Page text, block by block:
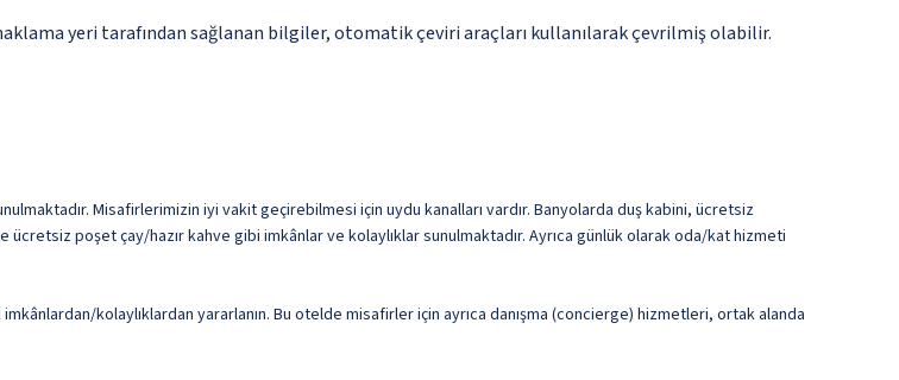
yeri tarafından sağlanan bilgiler, otomatik çeviri araçları kullanılarak çevrilmiş olabilir.
Misafirlerimizin iyi vakit geçirebilmesi için uydu kanalları vardır. Banyolarda duş kabini, ücretsiz
poşet çay/hazır kahve gibi imkânlar ve kolaylıklar sunulmaktadır. Ayrıca günlük olarak oda/kat hizmeti
kolaylıklardan yararlanın. Bu otelde misafirler için ayrıca danışma (concierge) hizmetleri, ortak alanda